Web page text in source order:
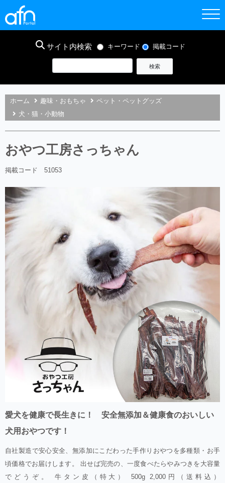
サイト内検索 キーワード 掲載コード
ホーム 趣味・おもちゃ
ペット・ペットグッズ
犬・猫・小動物
おやつ工房さっちゃん
掲載コード 51053
愛犬を健康で長生きに！ 安全無添加＆健康食のおいしい
犬用おやつです！
自社製造で安心安全、無添加にこだわった手作りおやつを多種類・お手
頃価格でお届けします。 出せば完売の、一度食べたらやみつきを大容量
でどうぞ。 牛タン皮（特大） 500g 2,000円（送料込）